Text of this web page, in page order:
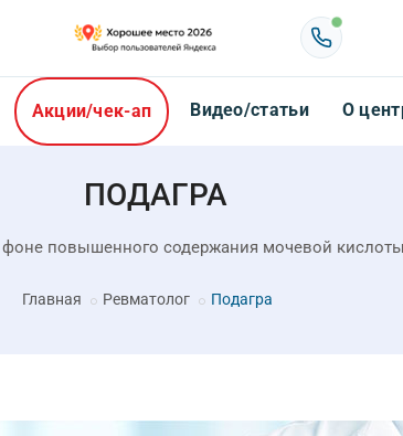
Акции/чек-ап Видео/статьи О
ПОДАГРА
повышенного содержания мочевой
Главная Ревматолог Подагра